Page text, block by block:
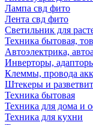
Лампа свд фито
Лента свд фито
Светильник для
Техника бытовая,
Автоэлектрика,
Инверторы,
Клеммы, провода
Штекеры и
Техника бытовая
Техника для дома и
Техника для кухни